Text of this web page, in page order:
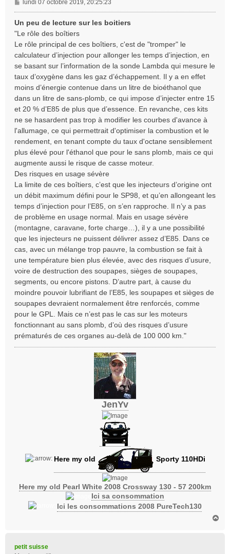
M
e
s
g
e
lundi 07 octobre 2019, 20:25:23
Un peu de lecture sur les boitiers
"Le rôle des boîtiers
Le rôle principal de ces boîtiers, c'est de "tromper" le
calculateur d’injection pour allonger les temps d’injection, en
se basant sur l’information de la sonde Lambda qui mesure le
taux d’oxygène dans les gaz d’échappement. Il y a en effet
moins d’énergie contenue dans un litre de bioéthanol que
dans un litre de sans-plomb, ce qui impose d’injecter entre 15
et 20 % d’E85 de plus que d’essence. En revanche, ces kits
ne se hasardent pas trop à modifier les courbes d'avance à
l'allumage, ce qui permettrait d'optimiser la combustion et le
rendement, en tenant compte du taux d'octane sensiblement
plus élevé pour l'éthanol que pour le sans plomb, mais ce qui
augmente aussi le risque de casse moteur.
Des risques en usage sévère
La limite de ces boîtiers, c’est que les injecteurs d’origine ont
un débit maximum défini pour le SP98, et qu’en allongeant les
temps d’injection pour l’E85, on s’en rapproche. Il n’y a pas
de problème en usage normal. Mais en usage sévère
(montagne, caravane, forte charge…), il y a une possibilité
que les injecteurs ne puissent délivrer assez d’E85. Dans ce
cas, avec un mélange trop pauvre, la combustion se fait à
une température bien plus élevée, avec des risques d’usure,
voire de destruction des soupapes, sièges de soupapes,
segments, ou encore pistons. D’autre part, à cause du
moindre pouvoir lubrifiant de l’E85, les soupapes et sièges de
soupapes devraient normalement être renforcés, comme
pour le GPL. Mais ce n’est pas le cas sur les moteurs
fonctionnant au sans plomb, d’où des risques d’usure
prématurés de ces organes au-delà de 100 000 km."
JenYv
Here my old Sporty 110HDi
Here my old Pearl White 2008 Crossway 130 - 57 200km
Ici sa consommation
Ici les consommations 2008 PureTech130
petit suisse